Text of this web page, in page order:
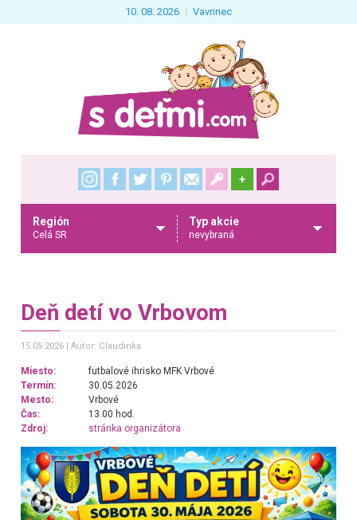
10. 08. 2026 Vavrinec
+
Región
Celá SR
Typ akcie
nevybraná
Deň detí vo Vrbovom
15.05.2026 Autor: Claudinka
Miesto:
futbalové ihrisko MFK Vrbové
Termín:
30.05.2026
Mesto:
Vrbové
Čas:
13.00 hod.
Zdroj:
stránka organizátora